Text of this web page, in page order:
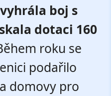
boj s
dotaci 160
roku se
podařilo
domovy pro